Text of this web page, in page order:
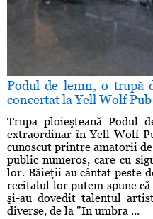
Podul de lemn, o trupă
concertat la Yell Wolf
Trupa ploieşteană Podul
extraordinar în Yell Wolf
cunoscut printre amatorii
public numeros, care cu
lor. Băieţii au cântat peste
recitalul lor putem spune
şi-au dovedit talentul
diverse, de la "In umbra ...